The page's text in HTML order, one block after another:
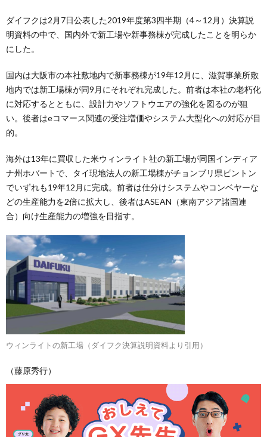
ダイフクは2月7日公表した2019年度第3四半期（4～12月）決算説
明資料の中で、国内外で新工場や新事務棟が完成したことを明らか
にした。
国内は大阪市の本社敷地内で新事務棟が19年12月に、滋賀事業所敷
地内では新工場棟が同9月にそれぞれ完成した。前者は本社の老朽化
に対応するとともに、設計力やソフトウエアの強化を図るのが狙
い。後者はeコマース関連の受注増価やシステム大型化への対応が目
的。
海外は13年に買収した米ウィンライト社の新工場が同国インディア
ナ州ホバートで、タイ現地法人の新工場棟がチョンブリ県ピントン
でいずれも19年12月に完成。前者は仕分けシステムやコンベヤーな
どの生産能力を2倍に拡大し、後者はASEAN（東南アジア諸国連
合）向け生産能力の増強を目指す。
ウィンライトの新工場（ダイフク決算説明資料より引用）
（藤原秀行）